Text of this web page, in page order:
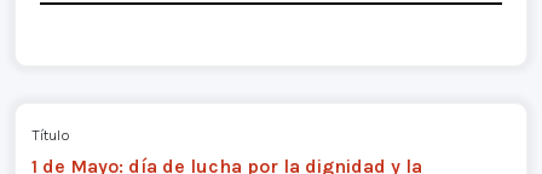
Título
1 de Mayo: día de lucha por la dignidad y la